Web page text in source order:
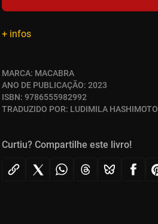
+ infos
MARCA: MACABRA
ANO DE PUBLICAÇÃO: 2023
ISBN: 9786555982992
TRADUZIDO POR: LUDIMILA HASHIMOTO
Curtiu? Compartilhe este livro!